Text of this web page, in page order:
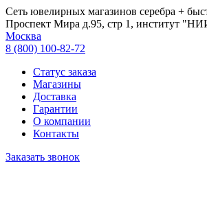
Сеть ювелирных магазинов серебра +
Проспект Мира д.95, стр 1, институт
Москва
8 (800) 100-82-72
Статус заказа
Магазины
Доставка
Гарантии
О компании
Контакты
Заказать звонок